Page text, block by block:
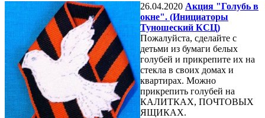
26.04.2020 Акция "Голубь в
окне". (Инициаторы
Туношеский КСЦ)
Пожалуйста, сделайте с
детьми из бумаги белых
голубей и прикрепите их на
стекла в своих домах и
квартирах. Можно
прикрепить голубей на
КАЛИТКАХ, ПОЧТОВЫХ
ЯЩИКАХ.